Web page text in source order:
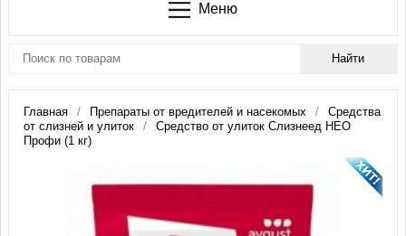
Меню
Главная Препараты от вредителей и насекомых
Средства
от слизней и улиток
Средство от улиток Слизнеед НЕО
Профи (1 кг)